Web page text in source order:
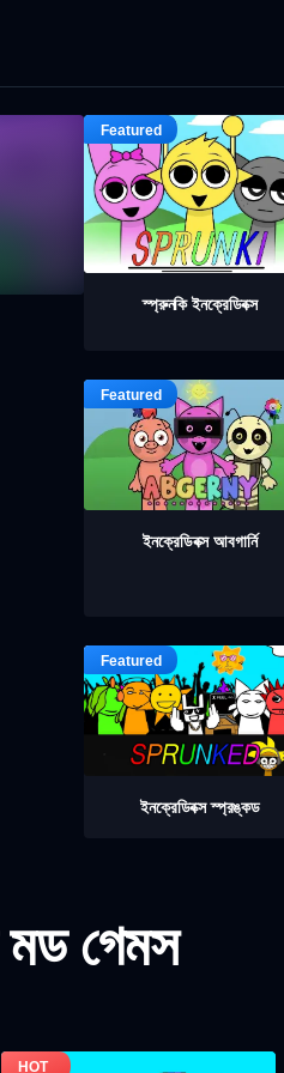
স্প্রুনকি ইনক্রেডিবক্স
ইনক্রেডিবক্স আবগার্নি
ইনক্রেডিবক্স স্প্রঙ্কড
গেমস